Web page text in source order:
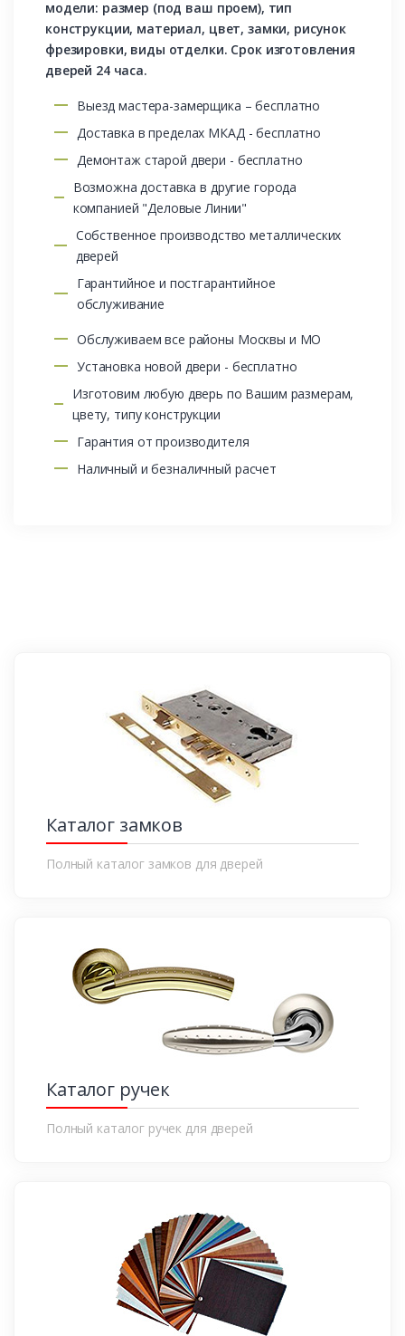
модели: размер (под ваш проем), тип
конструкции, материал, цвет, замки, рисунок
фрезировки, виды отделки. Срок изготовления
дверей 24 часа.
Выезд мастера-замерщика – бесплатно
Доставка в пределах МКАД - бесплатно
Демонтаж старой двери - бесплатно
Возможна доставка в другие города
компанией "Деловые Линии"
Собственное производство металлических
дверей
Гарантийное и постгарантийное
обслуживание
Обслуживаем все районы Москвы и МО
Установка новой двери - бесплатно
Изготовим любую дверь по Вашим размерам,
цвету, типу конструкции
Гарантия от производителя
Наличный и безналичный расчет
Каталог замков
Полный каталог замков для дверей
Каталог ручек
Полный каталог ручек для дверей